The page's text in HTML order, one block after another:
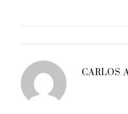
CARLOS